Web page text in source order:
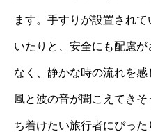
ます。手すりが設置され
いたりと、安全にも配慮
なく、静かな時の流れを感
風と波の音が聞こえてき
ち着けたい旅行者にぴった